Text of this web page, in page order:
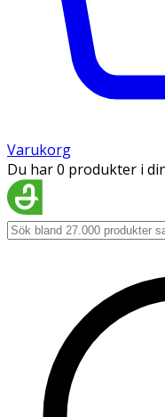
Varukorg
Du har 0 produkter i